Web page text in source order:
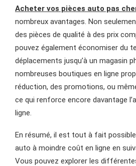
Acheter vos pièces auto pas
nombreux avantages. Non
des pièces de qualité à des prix
pouvez également économiser du
déplacements jusqu’à un magasin
nombreuses boutiques en ligne
réduction, des promotions, ou
ce qui renforce encore davantage
ligne.
En résumé, il est tout à fait
auto à moindre coût en ligne en
Vous pouvez explorer les